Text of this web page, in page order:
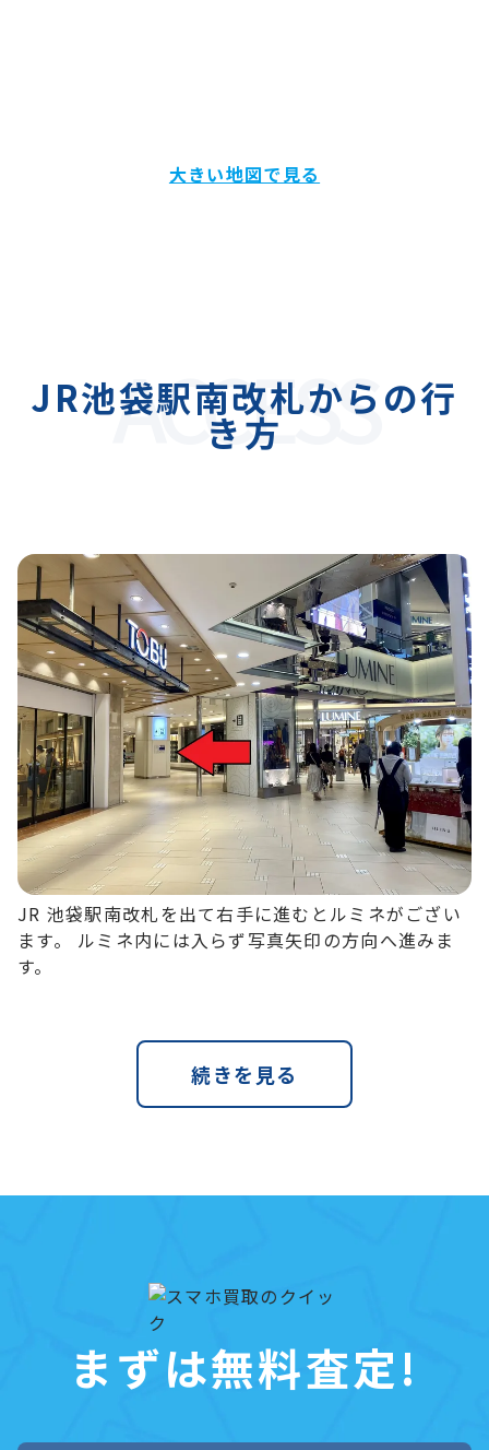
大きい地図で見る
JR池袋駅南改札からの行
き方
ACCESS
JR 池袋駅南改札を出て右手に進むとルミネがござい
ます。 ルミネ内には入らず写真矢印の方向へ進みま
す。
続きを見る
まずは無料査定!